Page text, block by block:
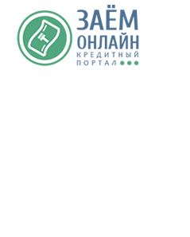
Перейти к основному содержанию